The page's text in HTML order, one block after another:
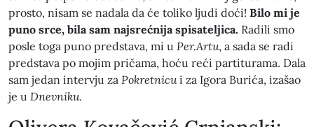
prosto, nisam se nadala da će toliko ljudi doći! Bilo mi je
puno srce, bila sam najsrećnija spisateljica. Radili smo
posle toga puno predstava, mi u Per.Artu, a sada se radi
predstava po mojim pričama, hoću reći partiturama. Dala
sam jedan intervju za Pokretnicui za Igora Burića, izašao
je u Dnevniku.